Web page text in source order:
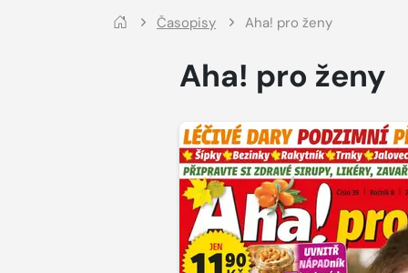
Časopisy Aha! pro ženy
Aha! pro ženy